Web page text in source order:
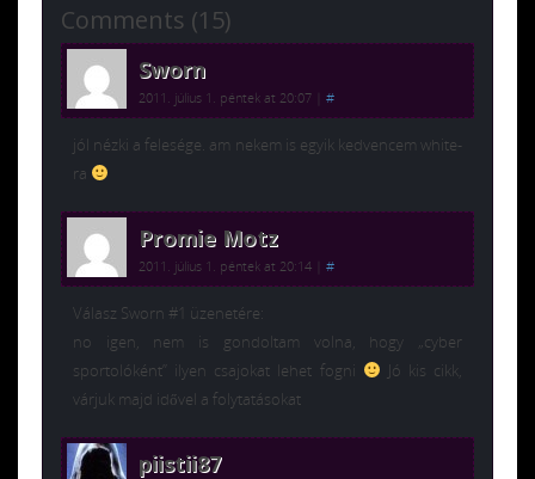
Comments (15)
Sworn
2011. július 1. péntek at 20:07 #
jól nézki a felesége. am nekem is egyik kedvencem white-
ra
Promie Motz
2011. július 1. péntek at 20:14 #
Válasz Sworn #1 üzenetére:
no igen, nem is gondoltam volna, hogy „cyber
sportolóként” ilyen csajokat lehet fogni
Jó kis cikk,
várjuk majd idővel a folytatásokat
piistii87